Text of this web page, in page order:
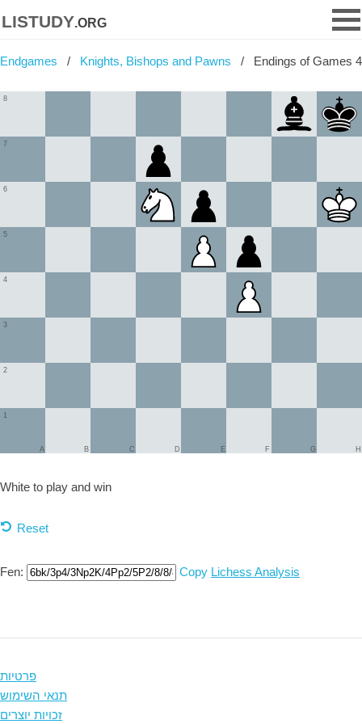
listudy.org
Endgames Knights, Bishops and Pawns Endings of Games 4
1
2
3
4
5
6
7
8
A B C D E F G H
White to play and win
Reset
Fen: Copy Lichess Analysis
פרטיות
תנאי השימוש
זכויות יוצרים